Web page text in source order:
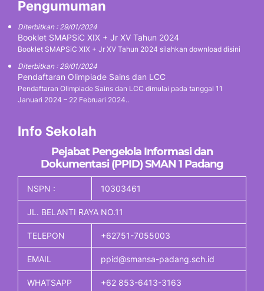
Pengumuman
Diterbitkan : 29/01/2024
Booklet SMAPSiC XIX + Jr XV Tahun 2024
Booklet SMAPSiC XIX + Jr XV Tahun 2024 silahkan download disini
Diterbitkan : 29/01/2024
Pendaftaran Olimpiade Sains dan LCC
Pendaftaran Olimpiade Sains dan LCC dimulai pada tanggal 11
Januari 2024 – 22 Februari 2024..
Info Sekolah
Pejabat Pengelola Informasi dan
Dokumentasi (PPID) SMAN 1 Padang
NSPN : 10303461
JL. BELANTI RAYA NO.11
TELEPON +62751-7055003
EMAIL ppid@smansa-padang.sch.id
WHATSAPP +62 853-6413-3163